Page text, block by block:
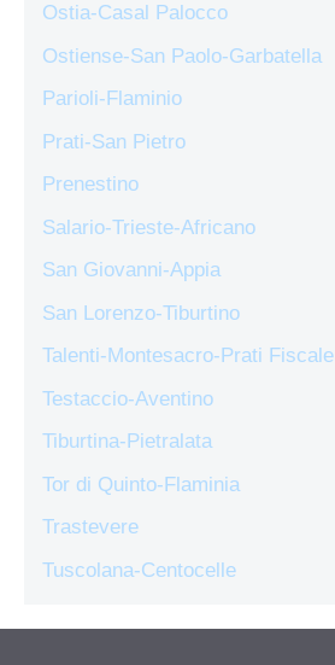
Ostia-Casal Palocco
Ostiense-San Paolo-Garbatella
Parioli-Flaminio
Prati-San Pietro
Prenestino
Salario-Trieste-Africano
San Giovanni-Appia
San Lorenzo-Tiburtino
Talenti-Montesacro-Prati Fiscale
Testaccio-Aventino
Tiburtina-Pietralata
Tor di Quinto-Flaminia
Trastevere
Tuscolana-Centocelle